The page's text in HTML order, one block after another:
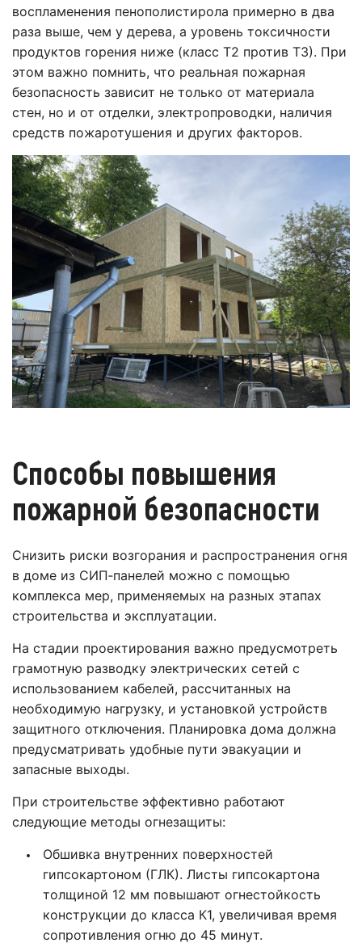
воспламенения пенополистирола примерно в два
раза выше, чем у дерева, а уровень токсичности
продуктов горения ниже (класс Т2 против Т3). При
этом важно помнить, что реальная пожарная
безопасность зависит не только от материала
стен, но и от отделки, электропроводки, наличия
средств пожаротушения и других факторов.
Способы повышения
пожарной безопасности
Снизить риски возгорания и распространения огня
в доме из СИП‑панелей можно с помощью
комплекса мер, применяемых на разных этапах
строительства и эксплуатации.
На стадии проектирования важно предусмотреть
грамотную разводку электрических сетей с
использованием кабелей, рассчитанных на
необходимую нагрузку, и установкой устройств
защитного отключения. Планировка дома должна
предусматривать удобные пути эвакуации и
запасные выходы.
При строительстве эффективно работают
следующие методы огнезащиты:
Обшивка внутренних поверхностей
гипсокартоном (ГЛК). Листы гипсокартона
толщиной 12 мм повышают огнестойкость
конструкции до класса К1, увеличивая время
сопротивления огню до 45 минут.